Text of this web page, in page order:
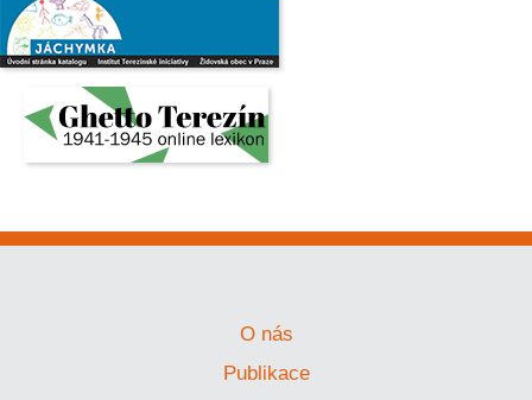
O nás
Publikace